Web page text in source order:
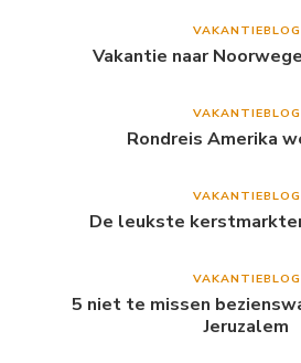
VAKANTIEBLOG
Vakantie naar
VAKANTIEBLOG
Rondreis Amerika
VAKANTIEBLOG
De leukste
VAKANTIEBLOG
5 niet te missen
Jeruzalem